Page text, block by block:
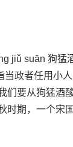
jiǔ suān 狗猛
当政者任用小
们要从狗猛酒
时期，一个宋